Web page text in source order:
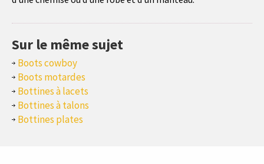
Sur le même sujet
Boots cowboy
Boots motardes
Bottines à lacets
Bottines à talons
Bottines plates